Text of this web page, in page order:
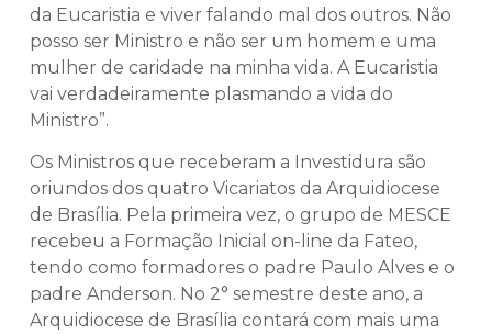
da Eucaristia e viver falando mal dos outros. Não
posso ser Ministro e não ser um homem e uma
mulher de caridade na minha vida. A Eucaristia
vai verdadeiramente plasmando a vida do
Ministro”.
Os Ministros que receberam a Investidura são
oriundos dos quatro Vicariatos da Arquidiocese
de Brasília. Pela primeira vez, o grupo de MESCE
recebeu a Formação Inicial on-line da Fateo,
tendo como formadores o padre Paulo Alves e o
padre Anderson. No 2° semestre deste ano, a
Arquidiocese de Brasília contará com mais uma